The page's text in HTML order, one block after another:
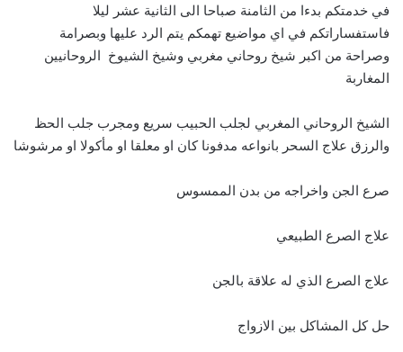
في خدمتكم بدءا من الثامنة صباحا الى الثانية عشر ليلا
فاستفساراتكم في اي مواضيع تهمكم يتم الرد عليها وبصرامة
وصراحة من اكبر شيخ روحاني مغربي وشيخ الشيوخ الروحانيين
المغاربة
الشيخ الروحاني المغربي لجلب الحبيب سريع ومجرب جلب الحظ
والرزق علاج السحر بانواعه مدفونا كان او معلقا او مأكولا او مرشوشا
صرع الجن واخراجه من بدن الممسوس
علاج الصرع الطبيعي
علاج الصرع الذي له علاقة بالجن
حل كل المشاكل بين الازواج